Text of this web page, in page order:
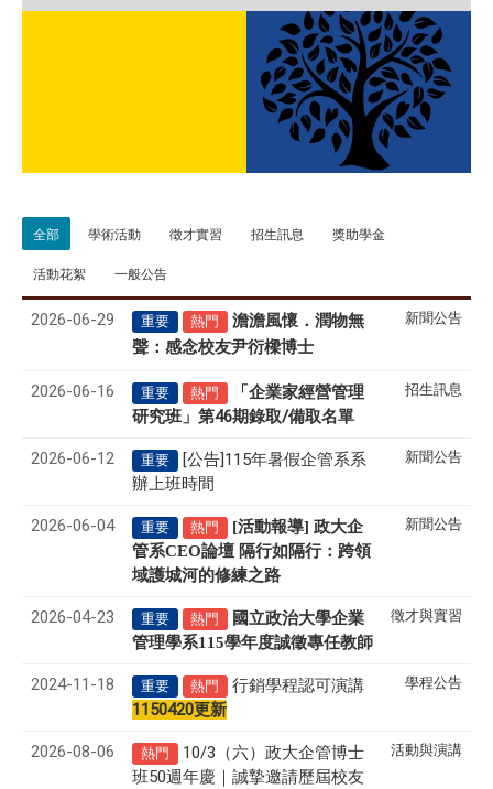
全部 學術活動 徵才實習 招生訊息 獎助學金
活動花絮 一般公告
2026-06-29 重要 熱門
澹澹風懷．潤物無
聲 ： 感念校友尹衍樑博士
新聞公告
2026-06-16 重要 熱門
「企業家經營管理
研究班」第46期錄取/備取名單
招生訊息
2026-06-12 重要
[公告]115年暑假企管系系
辦上班時間
新聞公告
2026-06-04 重要 熱門
[活動報導] 政大企
管系CEO論壇 隔行如隔行：跨領
域護城河的修練之路
新聞公告
2026-04-23 重要 熱門
國立政治大學企業
管理學系115學年度誠徵專任教師
徵才與實習
2024-11-18 重要 熱門
行銷學程認可演講
1150420更新
學程公告
2026-08-06 熱門
10/3（六）政大企管博士
班50週年慶｜誠摯邀請歷屆校友
活動與演講